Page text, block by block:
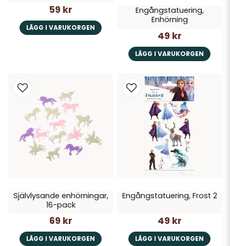
59 kr
LÄGG I VARUKORGEN
Engångstatuering,
Enhörning
49 kr
LÄGG I VARUKORGEN
Självlysande enhörningar,
16-pack
69 kr
LÄGG I VARUKORGEN
Engångstatuering, Frost 2
49 kr
LÄGG I VARUKORGEN